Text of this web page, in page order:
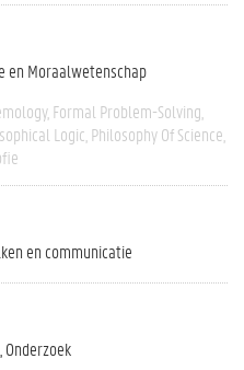
en Moraalwetenschap
Formal Problem-Solving
Logic Philosophy Of Science
en communicatie
Onderzoek